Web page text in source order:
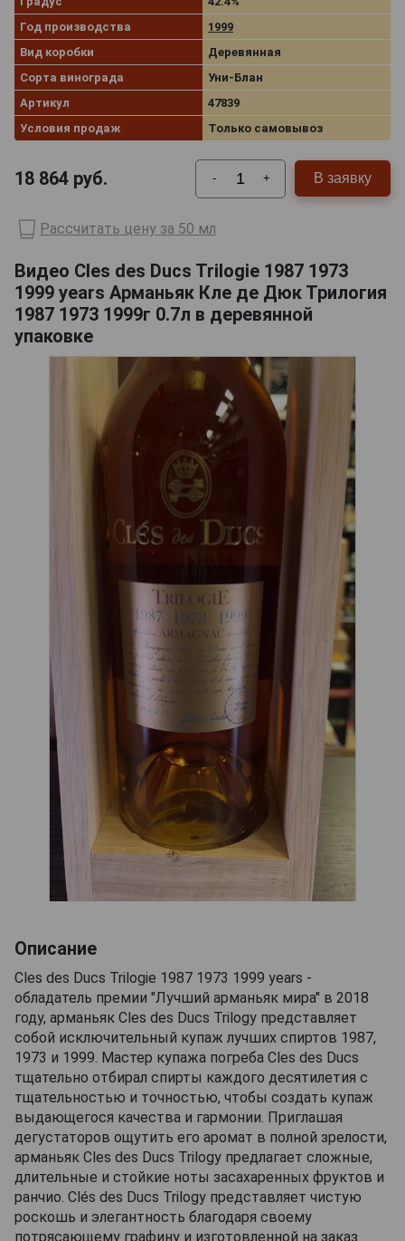
Год производства
1999
Вид коробки
Деревянная
Сорта винограда
Уни-Блан
Артикул
47839
Условия продаж
Только самовывоз
18 864 руб. - + В заявку
Рассчитать цену за 50 мл
Видео Cles des Ducs Trilogie 1987 1973
1999 years Арманьяк Кле де Дюк Трилогия
1987 1973 1999г 0.7л в деревянной
упаковке
Описание
Cles des Ducs Trilogie 1987 1973 1999 years -
обладатель премии "Лучший арманьяк мира" в 2018
году, арманьяк Cles des Ducs Trilogy представляет
собой исключительный купаж лучших спиртов 1987,
1973 и 1999. Мастер купажа погреба Cles des Ducs
тщательно отбирал спирты каждого десятилетия с
тщательностью и точностью, чтобы создать купаж
выдающегося качества и гармонии. Приглашая
дегустаторов ощутить его аромат в полной зрелости,
арманьяк Cles des Ducs Trilogy предлагает сложные,
длительные и стойкие ноты засахаренных фруктов и
ранчио. Clés des Ducs Trilogy представляет чистую
роскошь и элегантность благодаря своему
потрясающему графину и изготовленной на заказ